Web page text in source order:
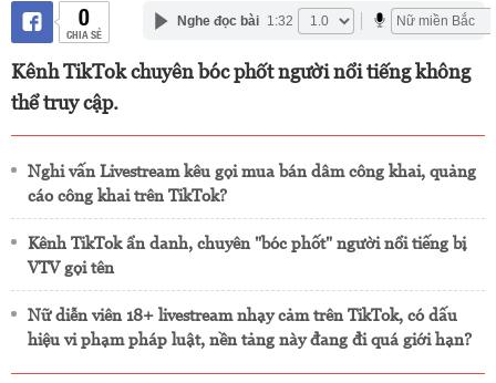
0
CHIA SẺ
Nghe đọc bài 1:32
Kênh TikTok chuyên bóc phốt người nổi tiếng không
thể truy cập.
Nghi vấn Livestream kêu gọi mua bán dâm công khai, quảng
cáo công khai trên TikTok?
Kênh TikTok ẩn danh, chuyên "bóc phốt" người nổi tiếng bị
VTV gọi tên
Nữ diễn viên 18+ livestream nhạy cảm trên TikTok, có dấu
hiệu vi phạm pháp luật, nền tảng này đang đi quá giới hạn?